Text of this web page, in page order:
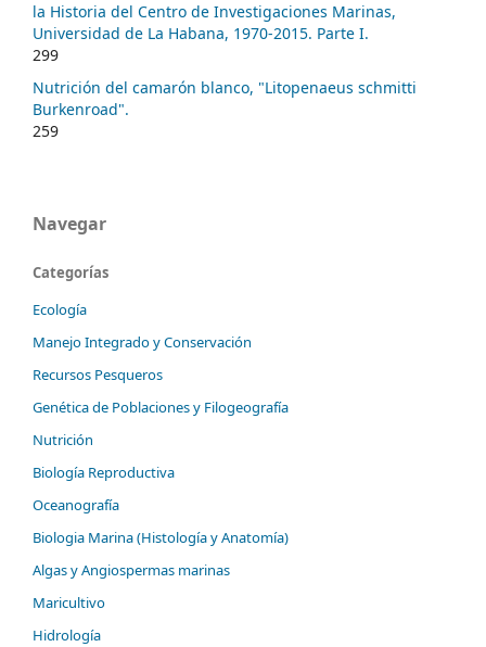
la Historia del Centro de Investigaciones Marinas,
Universidad de La Habana, 1970-2015. Parte I.
299
Nutrición del camarón blanco, "Litopenaeus schmitti
Burkenroad".
259
Navegar
Categorías
Ecología
Manejo Integrado y Conservación
Recursos Pesqueros
Genética de Poblaciones y Filogeografía
Nutrición
Biología Reproductiva
Oceanografía
Biologia Marina (Histología y Anatomía)
Algas y Angiospermas marinas
Maricultivo
Hidrología